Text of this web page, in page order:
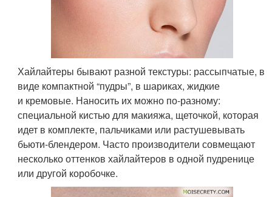
Хайлайтеры бывают разной текстуры: рассыпчатые, в
виде компактной “пудры”, в шариках, жидкие
и кремовые. Наносить их можно по-разному:
специальной кистью для макияжа, щеточкой, которая
идет в комплекте, пальчиками или растушевывать
бьюти-блендером. Часто производители совмещают
несколько оттенков хайлайтеров в одной пудренице
или другой коробочке.